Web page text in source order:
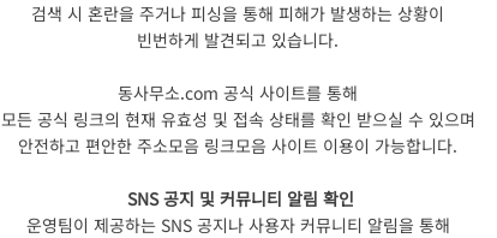
검색 시 혼란을 주거나 피싱을 통해 피해가 발생하는 상황이
빈번하게 발견되고 있습니다.
동사무소.com 공식 사이트를 통해
모든 공식 링크의 현재 유효성 및 접속 상태를 확인 받으실 수 있으며
안전하고 편안한 주소모음 링크모음 사이트 이용이 가능합니다.
SNS 공지 및 커뮤니티 알림 확인
운영팀이 제공하는 SNS 공지나 사용자 커뮤니티 알림을 통해